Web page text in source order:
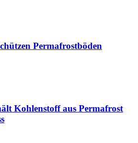
Permafrostböden
Kohlenstoff aus Permafrost